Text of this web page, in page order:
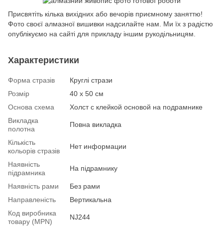
Присвятіть кілька вихідних або вечорів приємному заняттю!
Фото своєї алмазної вишивки надсилайте нам. Ми їх з радістю
опублікуємо на сайті для прикладу іншим рукодільницям.
Характеристики
Форма стразів
Круглі стрази
Розмір
40 х 50 см
Основа схема
Холст с клейкой основой на подрамнике
Викладка
полотна
Повна викладка
Кількість
кольорів стразів
Нет информации
Наявність
підрамника
На підрамнику
Наявність рами
Без рами
Направленість
Вертикальна
Код виробника
товару (MPN)
NJ244